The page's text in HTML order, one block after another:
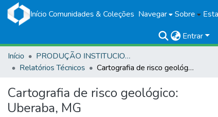
Início Comunidades & Coleções Navegar Sobre
Entrar
Início
PRODUÇÃO INSTITUCIONAL
Relatórios Técnicos
Cartografia de risco geológico: Uberaba, MG
Cartografia de risco geológico:
Uberaba, MG